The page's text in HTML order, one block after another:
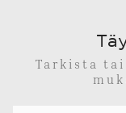
Tarkista